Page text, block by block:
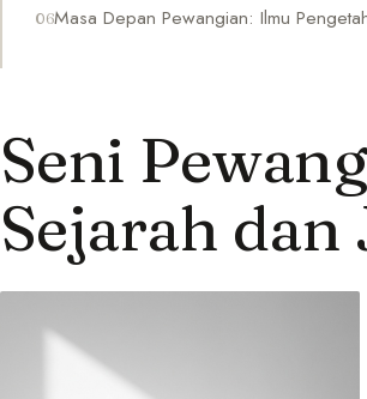
Masa Depan Pewangian: Ilmu
Seni
Sejarah dan